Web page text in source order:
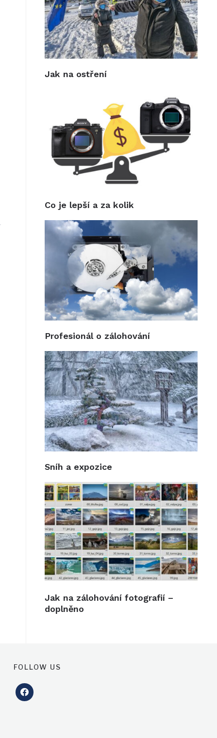
Jak na ostření
Co je lepší a za kolik
Profesionál o zálohování
Sníh a expozice
Jak na zálohování fotografií –
doplněno
FOLLOW US
facebook